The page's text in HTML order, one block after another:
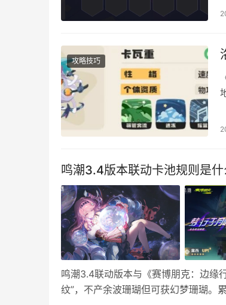
攻略技巧
鸣潮3.4版本联动卡池规则是什
鸣潮3.4联动版本与《赛博朋克：边缘
纹”，不产余波珊瑚但可获幻梦珊瑚。